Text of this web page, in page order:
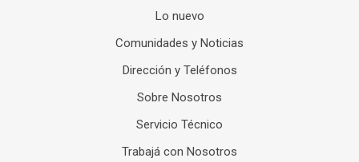
Lo nuevo
Comunidades y Noticias
Dirección y Teléfonos
Sobre Nosotros
Servicio Técnico
Trabajá con Nosotros